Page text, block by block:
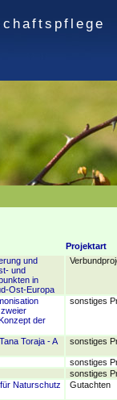
Projektart
und
und
in
Ost-Europa
der
sonstiges
Toraja - A
sonstiges
sonstiges
sonstiges
Naturschutz
Gutachten